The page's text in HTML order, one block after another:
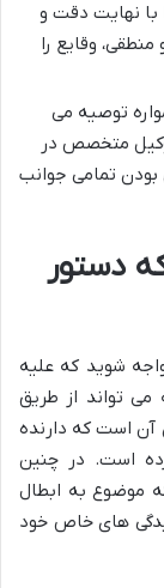
نهایت دقت و
وقایع را
توصیه می
متخصص در
تمامی جوانب
دستور
شوید که علیه
تواند از طریق
آن است که دارنده
است. در چنین
موضوع به ابطال
های خاص خود